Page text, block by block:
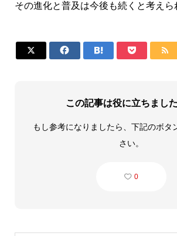
その進化と普及は今後も続くと考えら
    
この記事は役に立ちまし
もし参考になりましたら、下記のボタ
さい。
0